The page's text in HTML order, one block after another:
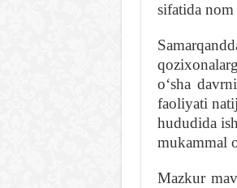
sifatida
oʻsha
faoliyati
hududida
mukammal
Mazkur